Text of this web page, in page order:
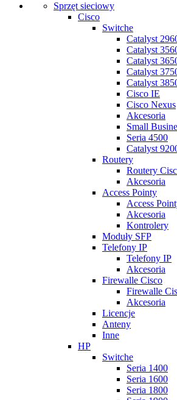
Sprzęt sieciowy
Cisco
Switche
Catalyst
Catalyst
Catalyst
Catalyst
Catalyst
Cisco IE
Cisco Nexus
Akcesoria
Small
Seria 4500
Catalyst
Routery
Routery
Akcesoria
Access Pointy
Access
Akcesoria
Kontrolery
Moduły SFP
Telefony IP
Telefony IP
Akcesoria
Firewalle Cisco
Firewalle
Akcesoria
Licencje
Anteny
Inne
HP
Switche
Seria 1400
Seria 1600
Seria 1800